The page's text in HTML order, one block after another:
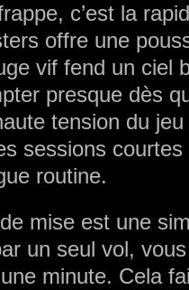
c’est la
offre une
vif fend un ciel
presque dès
tension du
sessions
routine.
mise est une
un seul vol,
minute. Cela